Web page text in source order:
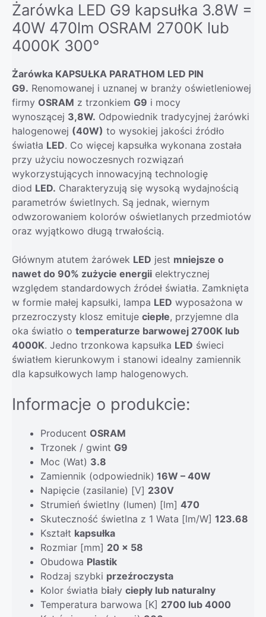
Żarówka LED G9 kapsułka 3.8W =
40W 470lm OSRAM 2700K lub
4000K 300°
Żarówka KAPSUŁKA PARATHOM LED PIN
G9. Renomowanej i uznanej w branży oświetleniowej
firmy OSRAM z trzonkiem G9 i mocy
wynoszącej 3,8W. Odpowiednik tradycyjnej żarówki
halogenowej (40W) to wysokiej jakości źródło
światła LED. Co więcej kapsułka wykonana została
przy użyciu nowoczesnych rozwiązań
wykorzystujących innowacyjną technologię
diod LED. Charakteryzują się wysoką wydajnością
parametrów świetlnych. Są jednak, wiernym
odwzorowaniem kolorów oświetlanych przedmiotów
oraz wyjątkowo długą trwałością.
Głównym atutem żarówek LED jest mniejsze o
nawet do 90% zużycie energii elektrycznej
względem standardowych źródeł światła. Zamknięta
w formie małej kapsułki, lampa LED wyposażona w
przezroczysty klosz emituje ciepłe, przyjemne dla
oka światło o temperaturze barwowej 2700K lub
4000K. Jedno trzonkowa kapsułka LED świeci
światłem kierunkowym i stanowi idealny zamiennik
dla kapsułkowych lamp halogenowych.
Informacje o produkcie:
Producent OSRAM
Trzonek / gwint G9
Moc (Wat) 3.8
Zamiennik (odpowiednik) 16W – 40W
Napięcie (zasilanie) [V] 230V
Strumień świetlny (lumen) [lm] 470
Skuteczność świetlna z 1 Wata [lm/W] 123.68
Kształt kapsułka
Rozmiar [mm] 20 x 58
Obudowa Plastik
Rodzaj szybki przeźroczysta
Kolor światła biały ciepły lub naturalny
Temperatura barwowa [K] 2700 lub 4000